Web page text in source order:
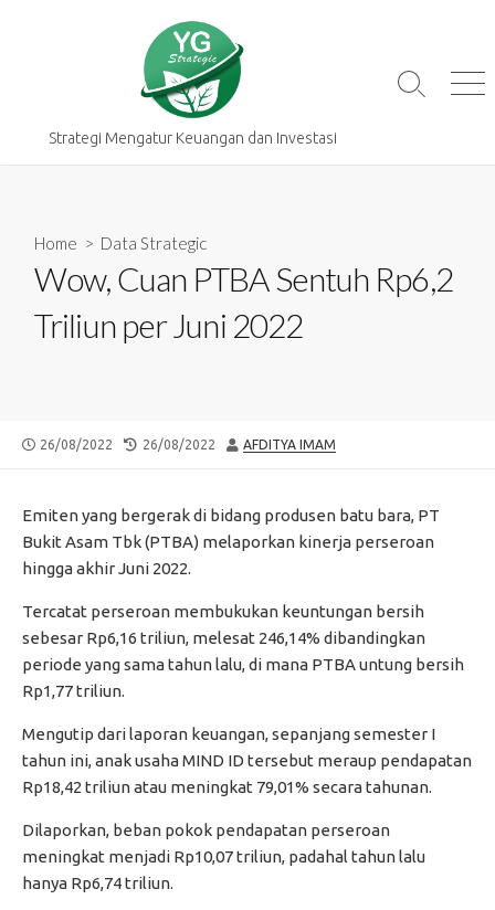
Strategi Mengatur Keuangan dan Investasi
Search
Home > Data Strategic
Wow, Cuan PTBA Sentuh Rp6,2
Triliun per Juni 2022
PUBLISHED
26/08/2022
LAST
26/08/2022 AUTHOR
AFDITYA IMAM
Emiten yang bergerak di bidang produsen batu bara, PT
Bukit Asam Tbk (PTBA) melaporkan kinerja perseroan
hingga akhir Juni 2022.
Tercatat perseroan membukukan keuntungan bersih
sebesar Rp6,16 triliun, melesat 246,14% dibandingkan
periode yang sama tahun lalu, di mana PTBA untung bersih
Rp1,77 triliun.
Mengutip dari laporan keuangan, sepanjang semester I
tahun ini, anak usaha MIND ID tersebut meraup pendapatan
Rp18,42 triliun atau meningkat 79,01% secara tahunan.
Dilaporkan, beban pokok pendapatan perseroan
meningkat menjadi Rp10,07 triliun, padahal tahun lalu
hanya Rp6,74 triliun.